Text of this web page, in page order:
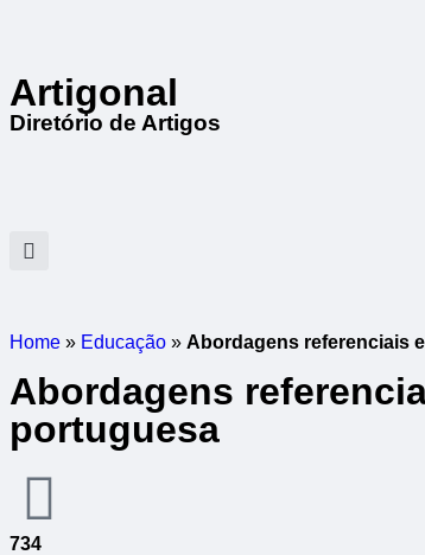
Artigonal
Diretório de Artigos
Home » Educação » Abordagens referenciais
Abordagens
portuguesa
734